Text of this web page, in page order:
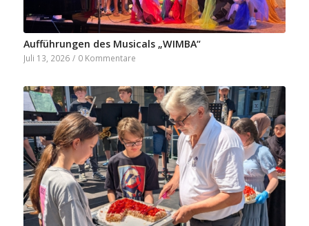
Aufführungen des Musicals „WIMBA“
Juli 13, 2026 / 0 Kommentare